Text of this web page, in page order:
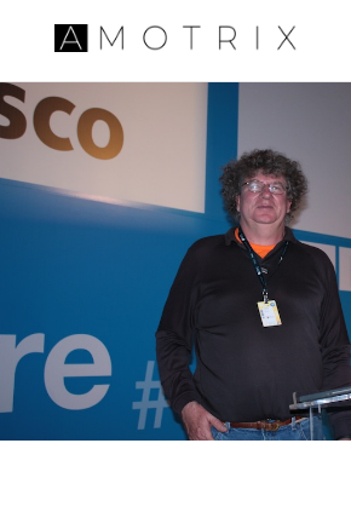
Pular para o conteúdo